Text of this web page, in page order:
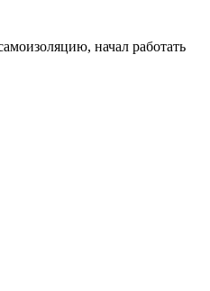
начал работать